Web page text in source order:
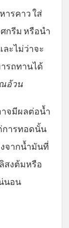
ารคาว ใส่
ศกรีม หรือนำ
ะไม่ว่าจะ
รถทานได้
อ้วน
จมีผลต่อน้ำ
การทอดนั้น
จากน้ำมันที่
สงต้มหรือ
นอน